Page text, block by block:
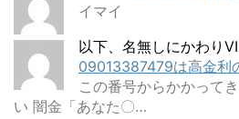
イマイ
以下、名無しにかわり
09013387479は高金利
この番号からかかって
い 闇金「あなた〇…